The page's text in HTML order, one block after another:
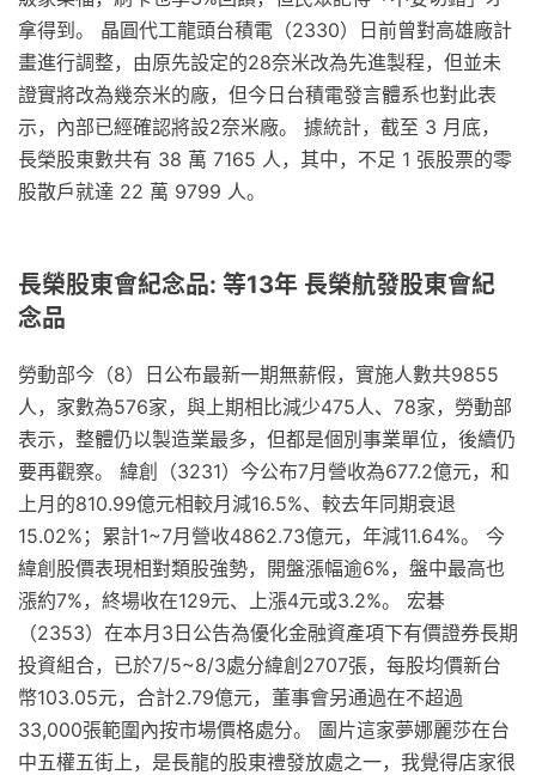
拿得到。 晶圓代工龍頭台積電（2330）日前曾對高雄廠計
畫進行調整，由原先設定的28奈米改為先進製程，但並未
證實將改為幾奈米的廠，但今日台積電發言體系也對此表
示，內部已經確認將設2奈米廠。 據統計，截至 3 月底，
長榮股東數共有 38 萬 7165 人，其中，不足 1 張股票的零
股散戶就達 22 萬 9799 人。
長榮股東會紀念品: 等13年 長榮航發股東會紀
念品
勞動部今（8）日公布最新一期無薪假，實施人數共9855
人，家數為576家，與上期相比減少475人、78家，勞動部
表示，整體仍以製造業最多，但都是個別事業單位，後續仍
要再觀察。 緯創（3231）今公布7月營收為677.2億元，和
上月的810.99億元相較月減16.5%、較去年同期衰退
15.02%；累計1~7月營收4862.73億元，年減11.64%。 今
緯創股價表現相對類股強勢，開盤漲幅逾6%，盤中最高也
漲約7%，終場收在129元、上漲4元或3.2%。 宏碁
（2353）在本月3日公告為優化金融資產項下有價證券長期
投資組合，已於7/5~8/3處分緯創2707張，每股均價新台
幣103.05元，合計2.79億元，董事會另通過在不超過
33,000張範圍內按市場價格處分。 圖片這家夢娜麗莎在台
中五權五街上，是長龍的股東禮發放處之一，我覺得店家很